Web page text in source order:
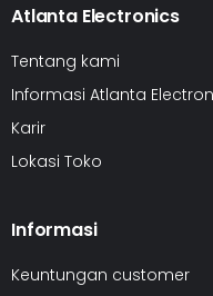
Atlanta Electronics
Tentang kami
Informasi Atlanta
Karir
Lokasi Toko
Informasi
Keuntungan customer